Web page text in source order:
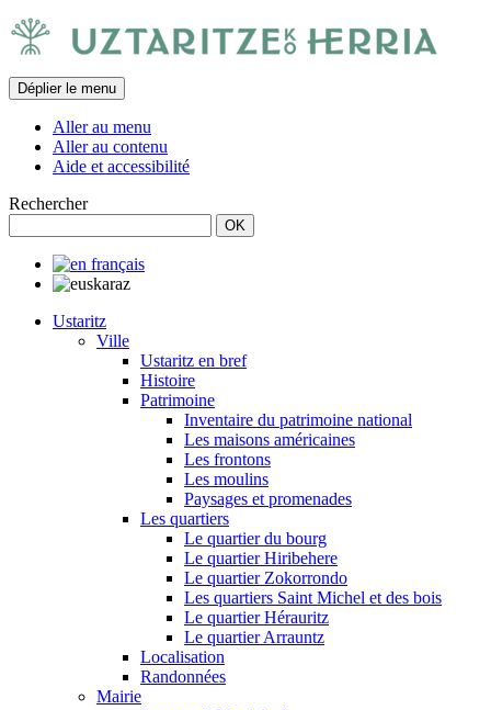
Déplier le menu
Aller au menu
Aller au contenu
Aide et accessibilité
Rechercher
Ustaritz
Ville
Ustaritz en bref
Histoire
Patrimoine
Inventaire du patrimoine national
Les maisons américaines
Les frontons
Les moulins
Paysages et promenades
Les quartiers
Le quartier du bourg
Le quartier Hiribehere
Le quartier Zokorrondo
Les quartiers Saint Michel et des bois
Le quartier Hérauritz
Le quartier Arrauntz
Localisation
Randonnées
Mairie